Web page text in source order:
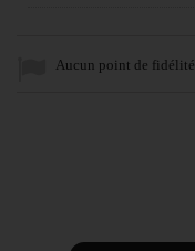
Aucun point de